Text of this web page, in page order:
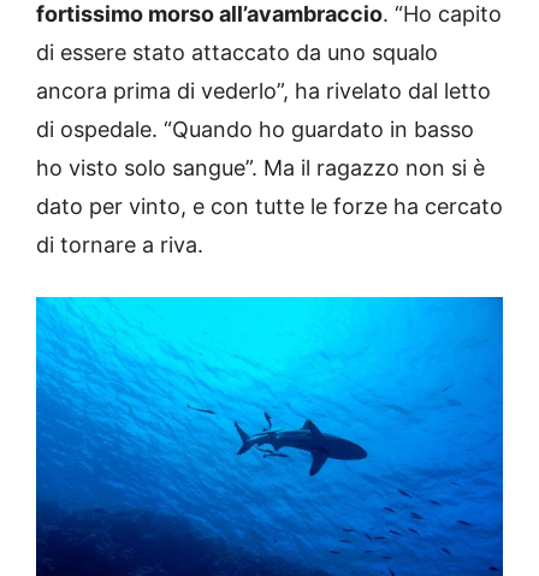
fortissimo morso all’avambraccio. “Ho capito
di essere stato attaccato da uno squalo
ancora prima di vederlo”, ha rivelato dal letto
di ospedale. “Quando ho guardato in basso
ho visto solo sangue”. Ma il ragazzo non si è
dato per vinto, e con tutte le forze ha cercato
di tornare a riva.